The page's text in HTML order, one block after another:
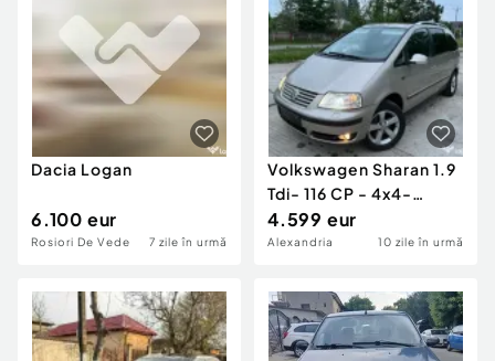
Dacia Logan
6.100 eur
Rosiori De Vede 7 zile în urmă
Volkswagen Sharan 1.9
Tdi- 116 CP - 4x4-
Recent adus
4.599 eur
Alexandria 10 zile în urmă